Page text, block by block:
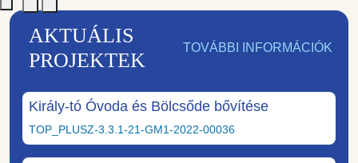
AKTUÁLIS
PROJEKTEK
TOVÁBBI INFORMÁCIÓK
Király-tó Óvoda és Bölcsőde bővítése
TOP_PLUSZ-3.3.1-21-GM1-2022-00036